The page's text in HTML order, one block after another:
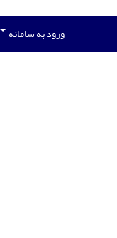
ورود به سامانه